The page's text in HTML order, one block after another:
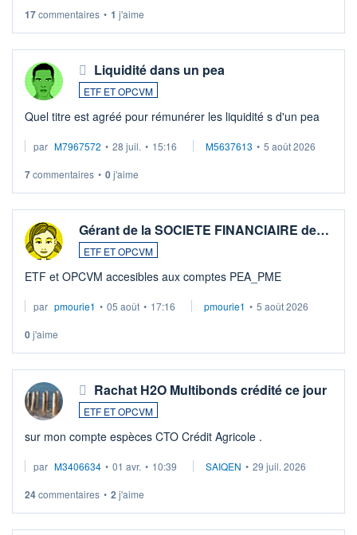
17commentaires • 1 j'aime
Liquidité dans un pea
ETF ET OPCVM
Quel titre est agréé pour rémunérer les liquidité s d'un pea
par M7967572 • 28 juil. • 15:16 M5637613 • 5 août 2026
7commentaires • 0j'aime
Gérant de la SOCIETE FINANCIAIRE de…
ETF ET OPCVM
ETF et OPCVM accesibles aux comptes PEA_PME
par pmourie1 • 05 août • 17:16 pmourie1 • 5 août 2026
0j'aime
Rachat H2O Multibonds crédité ce jour
ETF ET OPCVM
sur mon compte espèces CTO Crédit Agricole .
par M3406634 • 01 avr. • 10:39 SAIQEN • 29 juil. 2026
24commentaires • 2 j'aime